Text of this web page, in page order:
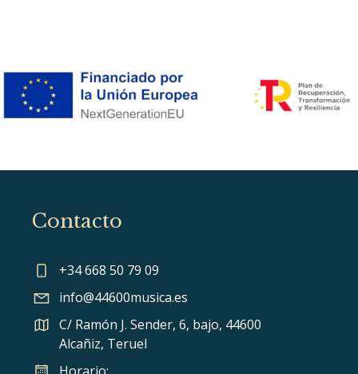
Contacto
+34 668 50 79 09
info@44600musica.es
C/ Ramón J. Sender, 6, bajo, 44600
Alcañiz, Teruel